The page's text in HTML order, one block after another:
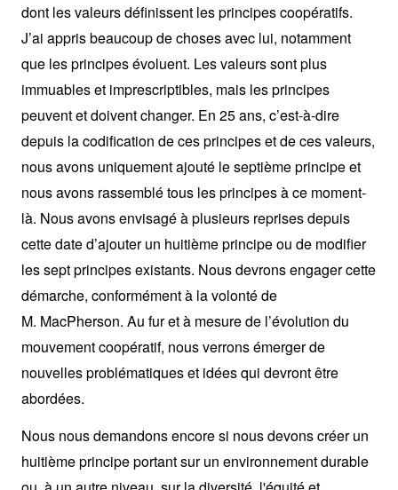
dont les valeurs définissent les principes coopératifs.
J’ai appris beaucoup de choses avec lui, notamment
que les principes évoluent. Les valeurs sont plus
immuables et imprescriptibles, mais les principes
peuvent et doivent changer. En 25 ans, c’est-à-dire
depuis la codification de ces principes et de ces valeurs,
nous avons uniquement ajouté le septième principe et
nous avons rassemblé tous les principes à ce moment-
là. Nous avons envisagé à plusieurs reprises depuis
cette date d’ajouter un huitième principe ou de modifier
les sept principes existants. Nous devrons engager cette
démarche, conformément à la volonté de
M. MacPherson. Au fur et à mesure de l’évolution du
mouvement coopératif, nous verrons émerger de
nouvelles problématiques et idées qui devront être
abordées.
Nous nous demandons encore si nous devons créer un
huitième principe portant sur un environnement durable